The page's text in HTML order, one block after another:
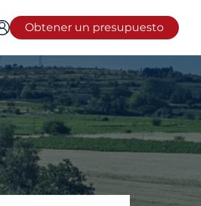
Obtener un presupuesto